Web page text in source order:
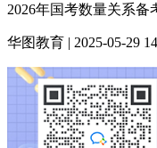
2026年国考数量关系
华图教育 | 2025-05-29